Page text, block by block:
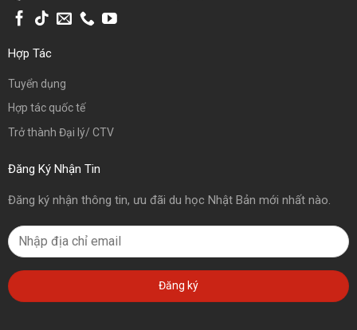
Hợp Tác
Tuyển dụng
Hợp tác quốc tế
Trở thành Đại lý/ CTV
Đăng Ký Nhận Tin
Đăng ký nhận thông tin, ưu đãi du học Nhật Bản mới nhất nào.